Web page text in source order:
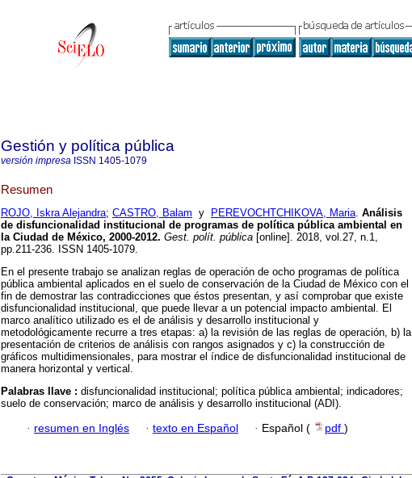
Gestión y política pública
versión impresa ISSN 1405-1079
Resumen
ROJO, Iskra Alejandra; CASTRO, Balam y PEREVOCHTCHIKOVA, Maria. Análisis
de disfuncionalidad institucional de programas de política pública ambiental en
la Ciudad de México, 2000-2012. Gest. polít. pública [online]. 2018, vol.27, n.1,
pp.211-236. ISSN 1405-1079.
En el presente trabajo se analizan reglas de operación de ocho programas de política
pública ambiental aplicados en el suelo de conservación de la Ciudad de México con el
fin de demostrar las contradicciones que éstos presentan, y así comprobar que existe
disfuncionalidad institucional, que puede llevar a un potencial impacto ambiental. El
marco analítico utilizado es el de análisis y desarrollo institucional y
metodológicamente recurre a tres etapas: a) la revisión de las reglas de operación, b) la
presentación de criterios de análisis con rangos asignados y c) la construcción de
gráficos multidimensionales, para mostrar el índice de disfuncionalidad institucional de
manera horizontal y vertical.
Palabras llave : disfuncionalidad institucional; política pública ambiental; indicadores;
suelo de conservación; marco de análisis y desarrollo institucional (ADI).
· resumen en Inglés · texto en Español · Español ( pdf )